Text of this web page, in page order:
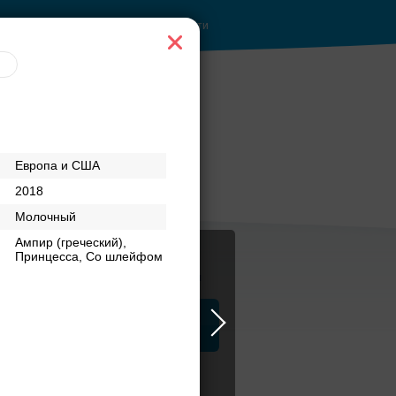
Европа и США
2018
Молочный
Ампир (греческий),
Принцесса, Со шлейфом
Войти
Журнал